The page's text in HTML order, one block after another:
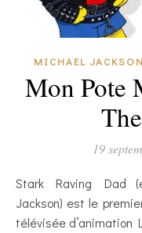
MICHAEL
Mon Pote
19
Stark Raving Dad (en français, Mon Pote Michael
Jackson) est le
télévisée d’animation